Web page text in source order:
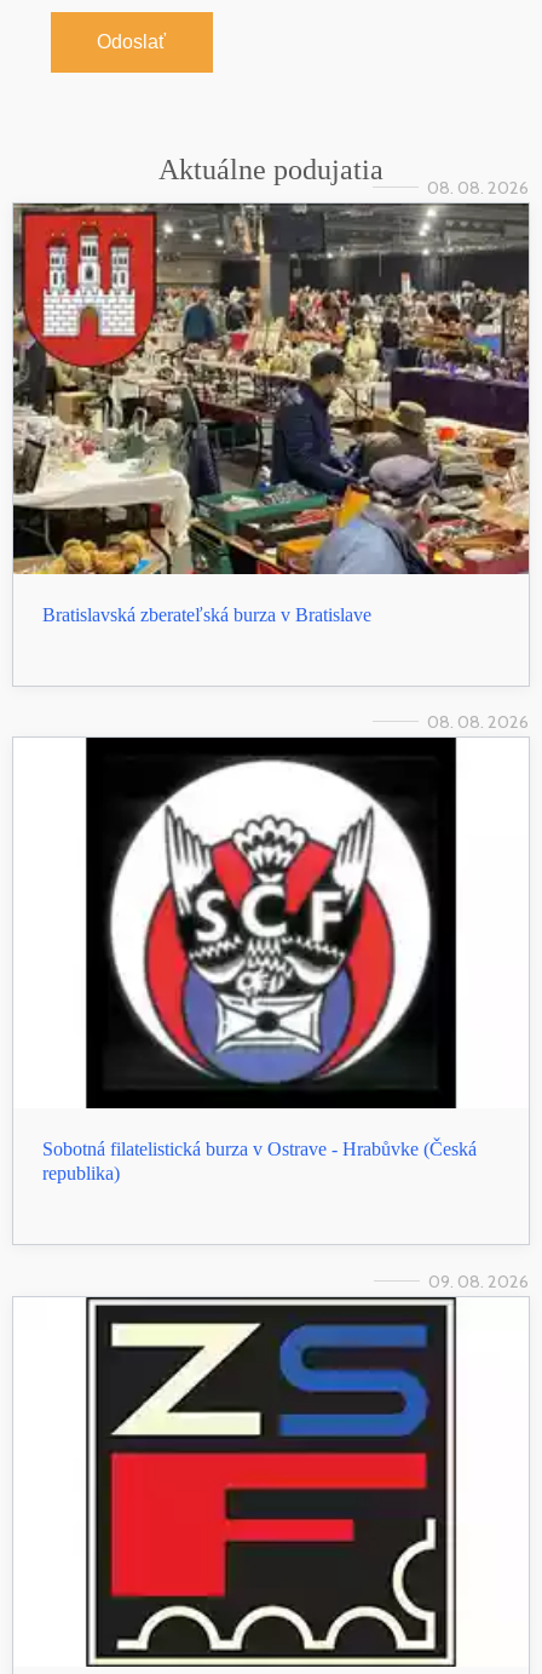
Odoslať
Aktuálne podujatia
08. 08. 2026
Bratislavská zberateľská burza v Bratislave
08. 08. 2026
Sobotná filatelistická burza v Ostrave - Hrabůvke (Česká
republika)
09. 08. 2026